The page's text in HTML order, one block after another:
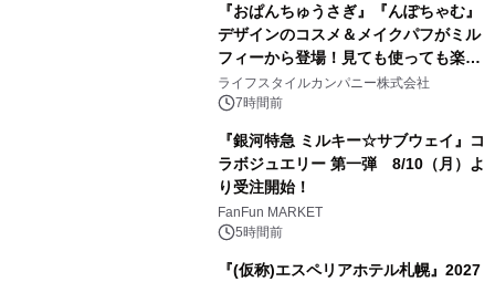
『おぱんちゅうさぎ』『んぽちゃむ』
デザインのコスメ＆メイクパフがミル
フィーから登場！見ても使っても楽し
い、ポップでキュートなコレクショ
ン。
ライフスタイルカンパニー株式会社
7時間前
『銀河特急 ミルキー☆サブウェイ』コ
ラボジュエリー 第一弾 8/10（月）よ
り受注開始！
FanFun MARKET
5時間前
『(仮称)エスペリアホテル札幌』2027